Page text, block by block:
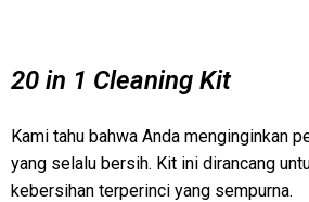
20 in 1 Cleaning Kit
Kami tahu bahwa Anda menginginkan
yang selalu bersih. Kit ini dirancang
kebersihan terperinci yang sempurna.